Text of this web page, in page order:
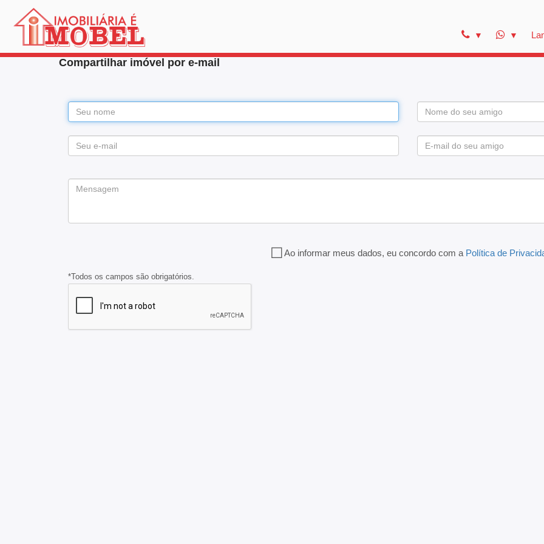
Compartilhar imóvel por e-mail
Ao informar meus dados, eu concordo com a Política de
*Todos os campos são obrigatórios.